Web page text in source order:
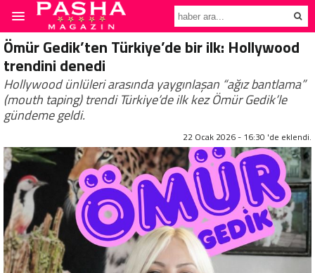
Ömür Gedik’ten Türkiye’de bir ilk: Hollywood
trendini denedi
Hollywood ünlüleri arasında yaygınlaşan “ağız bantlama”
(mouth taping) trendi Türkiye’de ilk kez Ömür Gedik’le
gündeme geldi.
22 Ocak 2026 - 16:30 'de eklendi.